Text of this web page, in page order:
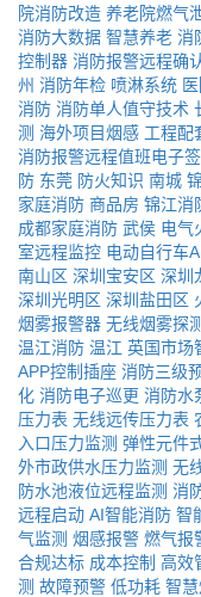
院消防改造 养老院燃气
消防大数据 智慧养老 消
控制器 消防报警远程确
州 消防年检 喷淋系统
消防 消防单人值守技术
测 海外项目烟感 工程配
消防报警远程值班电子
防 东莞 防火知识 南城
家庭消防 商品房 锦江消
成都家庭消防 武侯 电气
室远程监控 电动自行车
南山区 深圳宝安区 深圳
深圳光明区 深圳盐田区
烟雾报警器 无线烟雾探
温江消防 温江 英国市场
APP控制插座 消防三级
化 消防电子巡更 消防水
压力表 无线远传压力表
入口压力监测 弹性元件
外市政供水压力监测 无
防水池液位远程监测 消
远程启动 AI智能消防 智
气监测 烟感报警 燃气报
合规达标 成本控制 高效
测 故障预警 低功耗 智